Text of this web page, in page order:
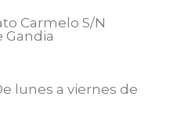
Carmelo S/N
Gandia
lunes a viernes de